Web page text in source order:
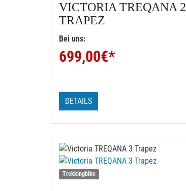
VICTORIA TREQANA 2
TRAPEZ
Bei uns:
699,00€*
DETAILS
Trekkingbike